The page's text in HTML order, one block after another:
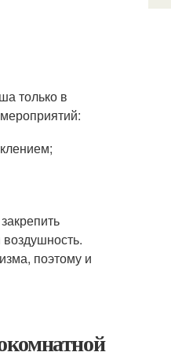
только в
поэтому и